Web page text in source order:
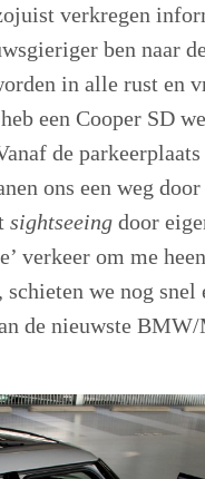
verkregen
ben naar
in alle rust en
een Cooper SD
de parkeerplaats
ons een weg
sightseeing door
verkeer om me
we nog snel
de nieuwste